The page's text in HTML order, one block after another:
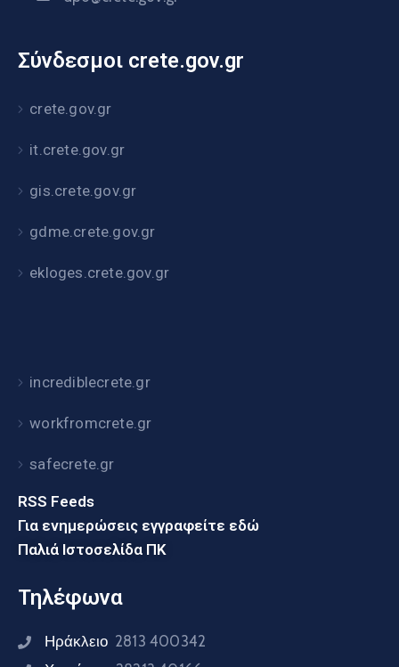
Σύνδεσμοι crete.gov.gr
crete.gov.gr
it.crete.gov.gr
gis.crete.gov.gr
gdme.crete.gov.gr
ekloges.crete.gov.gr
incrediblecrete.gr
workfromcrete.gr
safecrete.gr
RSS Feeds
Για ενημερώσεις εγγραφείτε εδώ
Παλιά Ιστοσελίδα ΠΚ
Τηλέφωνα
Ηράκλειο 2813 400342